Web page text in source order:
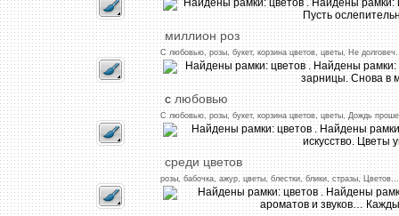
миллион роз
С любовью, розы, букет, корзина цветов, цветы, Не долговеч
слюбовью
С любовью, розы, букет, корзина цветов, цветы, Дождь проше
среди цветов
розы, бабочка, ажур, цветы, блестки, блики, стразы, Цветов...